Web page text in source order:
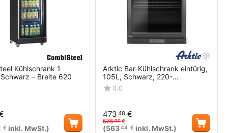
Kühlschrank 1
– Breite 620
€ inkl. MwSt.)
Arktic Bar-Kühlschrank eintürig,
105L, Schwarz, 220-
240V/120W,
600x530x(H)870mm
0.0
473 48 €
57500€
(56344 € inkl. MwSt.)